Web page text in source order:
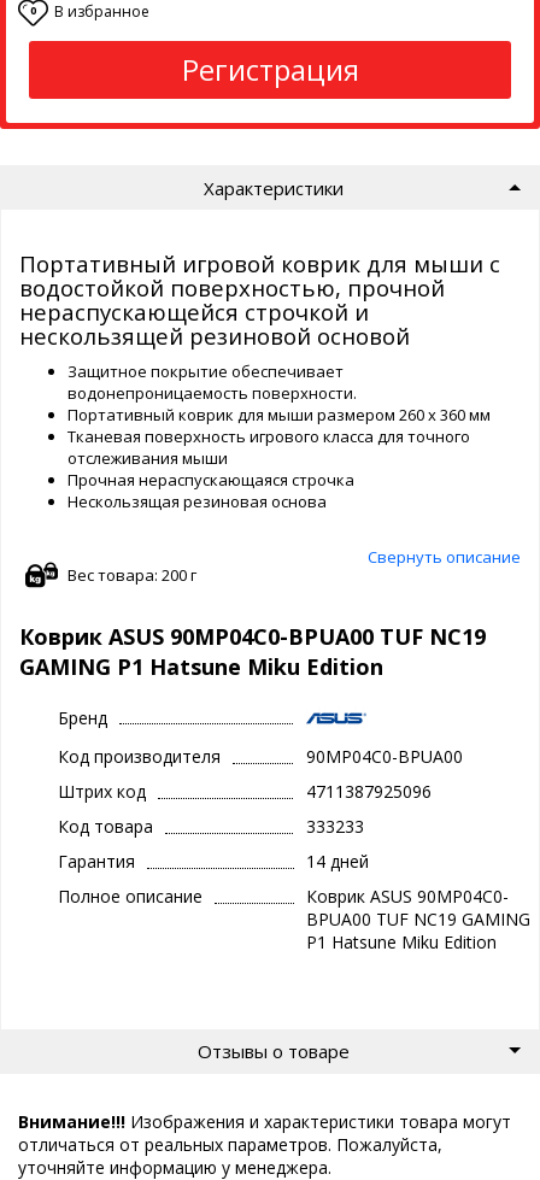
0 В избранное
Регистрация
Характеристики
Портативный игровой коврик для мыши с
водостойкой поверхностью, прочной
нераспускающейся строчкой и
нескользящей резиновой основой
Защитное покрытие обеспечивает
водонепроницаемость поверхности.
Портативный коврик для мыши размером 260 x 360 мм
Тканевая поверхность игрового класса для точного
отслеживания мыши
Прочная нераспускающаяся строчка
Нескользящая резиновая основа
Свернуть описание
Вес товара: 200 г
Коврик ASUS 90MP04C0-BPUA00 TUF NC19
GAMING P1 Hatsune Miku Edition
Бренд
Код производителя
90MP04C0-BPUA00
Штрих код
4711387925096
Код товара
333233
Гарантия
14 дней
Полное описание
Коврик ASUS 90MP04C0-
BPUA00 TUF NC19 GAMING
P1 Hatsune Miku Edition
Отзывы о товаре
Внимание!!! Изображения и характеристики товара могут
отличаться от реальных параметров. Пожалуйста,
уточняйте информацию у менеджера.